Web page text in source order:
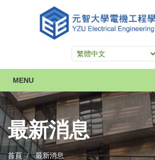
MENU
最新消息
首頁 最新消息